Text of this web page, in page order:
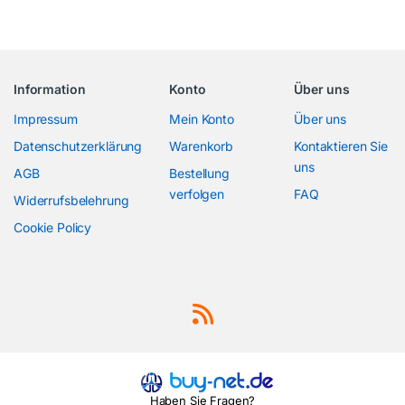
Information
Impressum
Datenschutzerklärung
AGB
Widerrufsbelehrung
Cookie Policy
Konto
Mein Konto
Warenkorb
Bestellung
verfolgen
Über uns
Über uns
Kontaktieren Sie
uns
FAQ
Haben Sie Fragen?